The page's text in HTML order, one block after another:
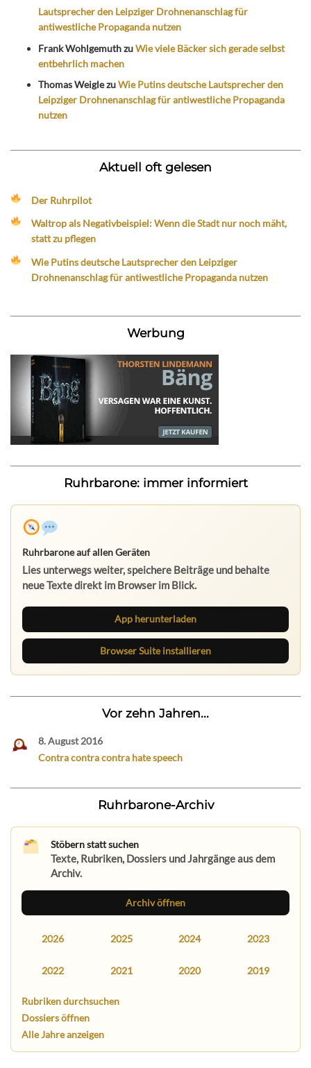
Lautsprecher den Leipziger Drohnenanschlag für
antiwestliche Propaganda nutzen
Frank WohlgemuthzuWie viele Bäcker sich gerade selbst
entbehrlich machen
Thomas WeiglezuWie Putins deutsche Lautsprecher den
Leipziger Drohnenanschlag für antiwestliche Propaganda
nutzen
Aktuell oft gelesen
Der Ruhrpilot
Waltrop als Negativbeispiel: Wenn die Stadt nur noch mäht,
statt zu pflegen
Wie Putins deutsche Lautsprecher den Leipziger
Drohnenanschlag für antiwestliche Propaganda nutzen
Werbung
Ruhrbarone: immer informiert
Ruhrbarone auf allen Geräten
Lies unterwegs weiter, speichere Beiträge und behalte
neue Texte direkt im Browser im Blick.
App herunterladen
Browser Suite installieren
Vor zehn Jahren...
8. August 2016
Contra contra contra hate speech
Ruhrbarone-Archiv
Stöbern statt suchen
Texte, Rubriken, Dossiers und Jahrgänge aus dem
Archiv.
Archiv öffnen
2026 2025 2024 2023
2022 2021 2020 2019
Rubriken durchsuchen
Dossiers öffnen
Alle Jahre anzeigen